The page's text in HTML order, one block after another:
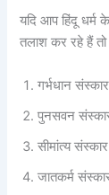
यदि आप हिंदू धर्म
तलाश कर रहे हैं
गर्भधान संस्कार
पुनसवन
सीमांत्य संस्कार
जातकर्म